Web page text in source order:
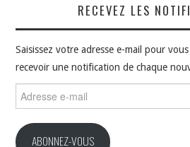
RECEVEZ LES
Saisissez votre adresse e-mail pour
recevoir une notification de chaque
e-
ABONNEZ-VOUS